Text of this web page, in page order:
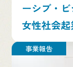
ーシブ・
女性社会起
事業報告